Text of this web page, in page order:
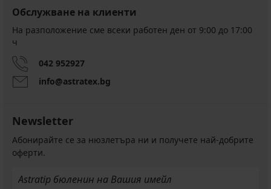
Обслужване на клиенти
На разположение сме всеки работен ден от 9:00 до 17:00
ч
042 952927
info@astratex.bg
Newsletter
Абонирайте се за нюзлетъра ни и получете най-добрите
оферти.